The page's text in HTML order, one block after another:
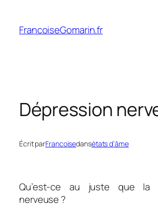
contenu
FrancoiseGomarin.fr
Dépression
Écrit parFrancoisedansétats d’âme
Qu’est-ce au juste que la
nerveuse ?